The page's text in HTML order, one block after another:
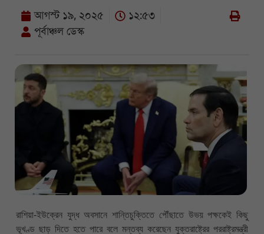
আগস্ট ১৯, ২০২৫
১২:৫৩
পূর্বাঞ্চল ডেস্ক
রাশিয়া-ইউক্রেন যুদ্ধ অবসানে শান্তিচুক্তিতে পৌঁছাতে উভয় পক্ষকেই কিছু
ভূখণ্ড ছাড় দিতে হতে পারে বলে মন্তব্য করেছেন যুক্তরাষ্ট্রের পররাষ্ট্রমন্ত্রী